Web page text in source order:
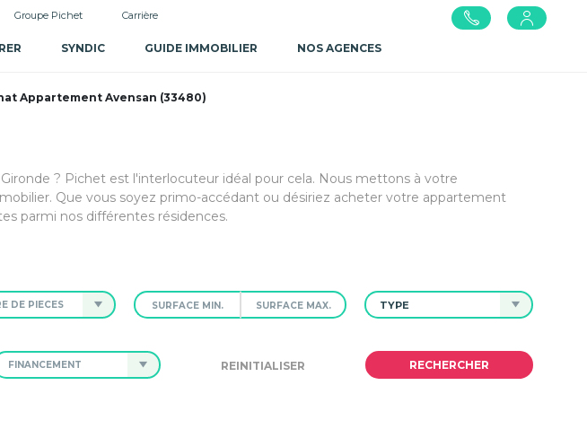
Groupe Pichet Carrière
SYNDIC GUIDE IMMOBILIER NOS AGENCES
Appartement Avensan (33480)
? Pichet est l'interlocuteur idéal pour cela. Nous mettons à votre
Que vous soyez primo-accédant ou désiriez acheter votre appartement
parmi nos différentes résidences.
DE PIÈCES TYPE
FINANCEMENT